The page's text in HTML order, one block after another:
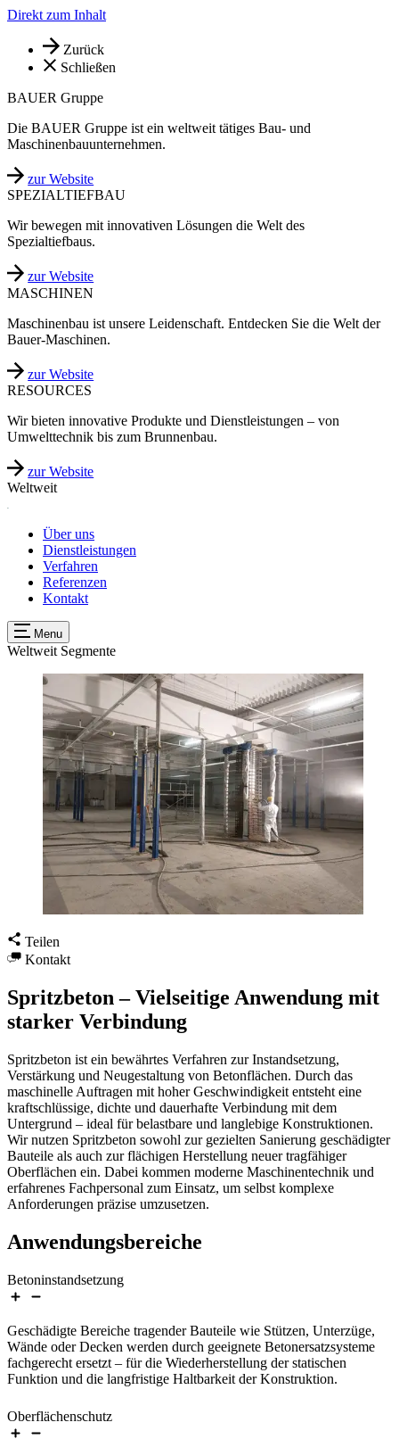
Direkt zum Inhalt
Zurück
Schließen
BAUER Gruppe
Die BAUER Gruppe ist ein weltweit tätiges Bau- und
Maschinenbauunternehmen.
zur Website
SPEZIALTIEFBAU
Wir bewegen mit innovativen Lösungen die Welt des
Spezialtiefbaus.
zur Website
MASCHINEN
Maschinenbau ist unsere Leidenschaft. Entdecken Sie die Welt der
Bauer-Maschinen.
zur Website
RESOURCES
Wir bieten innovative Produkte und Dienstleistungen – von
Umwelttechnik bis zum Brunnenbau.
zur Website
Weltweit
Über uns
Dienstleistungen
Verfahren
Referenzen
Kontakt
Menu
Weltweit Segmente
Teilen
Kontakt
Spritzbeton – Vielseitige Anwendung mit
starker Verbindung
Spritzbeton ist ein bewährtes Verfahren zur Instandsetzung,
Verstärkung und Neugestaltung von Betonflächen. Durch das
maschinelle Auftragen mit hoher Geschwindigkeit entsteht eine
kraftschlüssige, dichte und dauerhafte Verbindung mit dem
Untergrund – ideal für belastbare und langlebige Konstruktionen.
Wir nutzen Spritzbeton sowohl zur gezielten Sanierung geschädigter
Bauteile als auch zur flächigen Herstellung neuer tragfähiger
Oberflächen ein. Dabei kommen moderne Maschinentechnik und
erfahrenes Fachpersonal zum Einsatz, um selbst komplexe
Anforderungen präzise umzusetzen.
Anwendungsbereiche
Betoninstandsetzung
Geschädigte Bereiche tragender Bauteile wie Stützen, Unterzüge,
Wände oder Decken werden durch geeignete Betonersatzsysteme
fachgerecht ersetzt – für die Wiederherstellung der statischen
Funktion und die langfristige Haltbarkeit der Konstruktion.
Oberflächenschutz